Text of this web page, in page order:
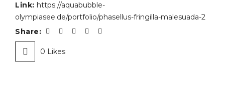
Link: https://aquabubble-
olympiasee.de/portfolio/phasellus-fringilla-malesuada-2
Share:
0 Likes